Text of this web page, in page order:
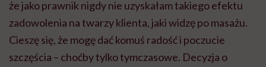
że jako prawnik nigdy nie uzyskałam takiego efektu
zadowolenia na twarzy klienta, jaki widzę po masażu.
Cieszę się, że mogę dać komuś radość i poczucie
szczęścia – choćby tylko tymczasowe. Decyzja o